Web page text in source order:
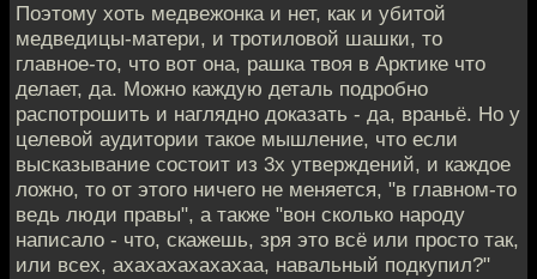
Поэтому хоть медвежонка и нет, как и убитой
медведицы-матери, и тротиловой шашки, то
главное-то, что вот она, рашка твоя в Арктике что
делает, да. Можно каждую деталь подробно
распотрошить и наглядно доказать - да, враньё. Но у
целевой аудитории такое мышление, что если
высказывание состоит из 3х утверждений, и каждое
ложно, то от этого ничего не меняется, "в главном-то
ведь люди правы", а также "вон сколько народу
написало - что, скажешь, зря это всё или просто так,
или всех, ахахахахахахаа, навальный подкупил?"